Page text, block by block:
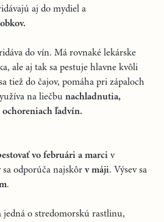
aj do mydiel a
do vín. Má rovnaké lekárske
ale aj tak sa pestuje hlavne kvôli
tiež do čajov, pomáha pri zápaloch
na liečbu nachladnutia,
ľadvín.
vo februári a marci v
odporúča najskôr v máji. Výsev sa
.
jedná o stredomorskú rastlinu,